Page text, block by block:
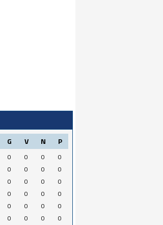
G V N P
0 0 0
0
0 0 0
0
0 0 0
0
0 0 0
0
0 0 0
0
0 0 0
0